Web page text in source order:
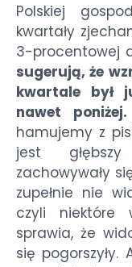
Polskiej
kwartały
3-procentowej
sugerują, że
kwartale był
nawet poniżej.
hamujemy z
jest
zachowywały
zupełnie nie
czyli niektóre
sprawia, że
się pogorszyły.